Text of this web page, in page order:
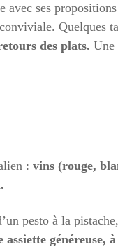
avec ses
Quelques
des plats. Une
: vins (rouge,
pesto à la
généreuse, à